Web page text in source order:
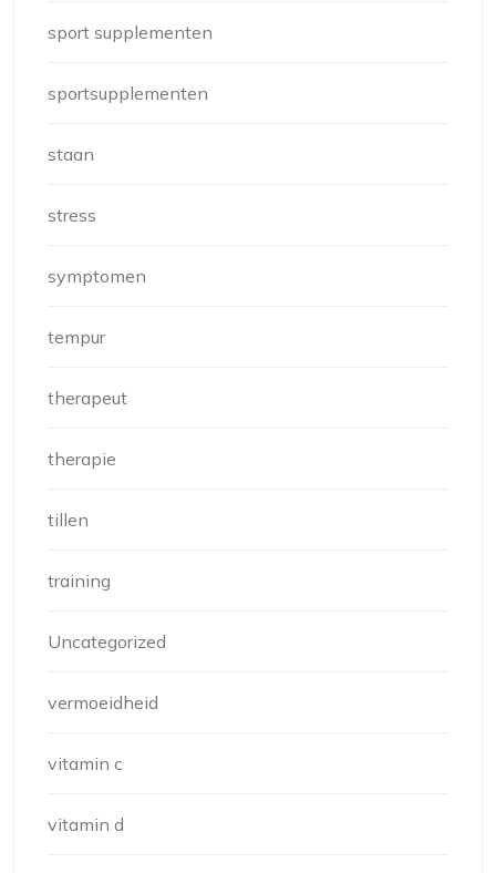
sport supplementen
sportsupplementen
staan
stress
symptomen
tempur
therapeut
therapie
tillen
training
Uncategorized
vermoeidheid
vitamin c
vitamin d